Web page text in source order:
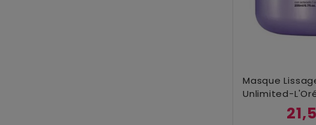
Ajouter
Masque
Unlimited-